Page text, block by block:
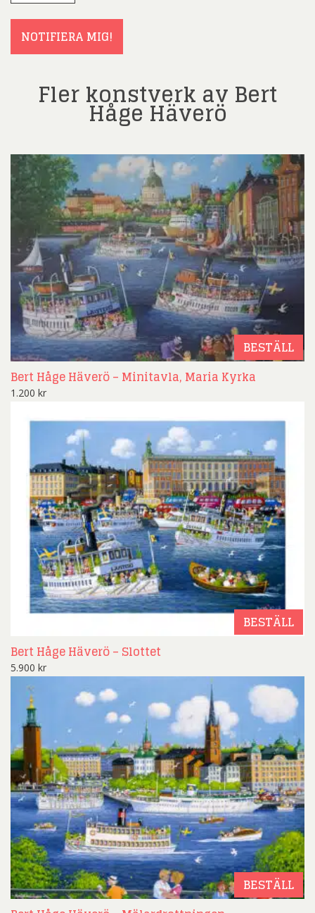
NOTIFIERA MIG!
Fler konstverk av Bert
Håge Häverö
BESTÄLL
Bert Håge Häverö – Minitavla, Maria Kyrka
1.200 kr
BESTÄLL
Bert Håge Häverö – Slottet
5.900 kr
BESTÄLL